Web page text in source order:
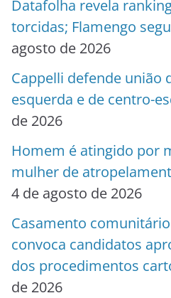
Datafolha revela
torcidas; Flamengo
agosto de 2026
Cappelli defende união
esquerda e de centro-
de 2026
Homem é atingido por
mulher de
4 de agosto de 2026
Casamento
convoca candidatos
dos procedimentos
de 2026